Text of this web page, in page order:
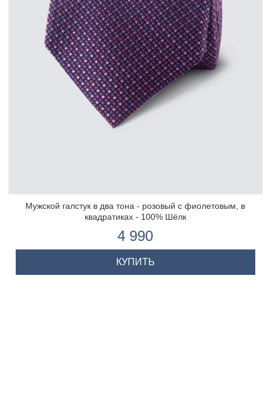
Мужской галстук в два тона - розовый с фиолетовым, в
квадратиках - 100% Шёлк
4 990
КУПИТЬ